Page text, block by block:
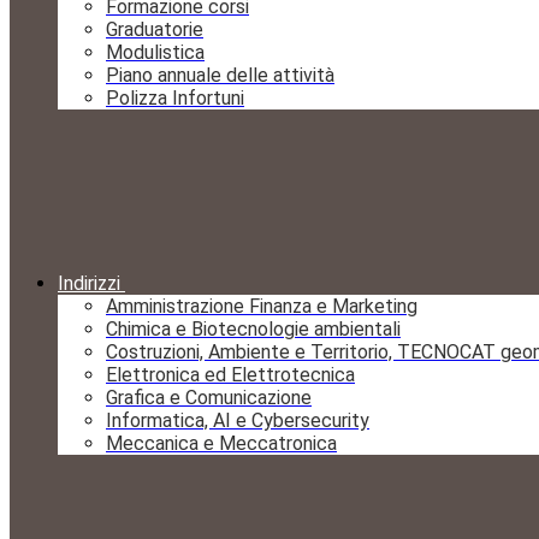
Formazione corsi
Graduatorie
Modulistica
Piano annuale delle attività
Polizza Infortuni
Indirizzi
Amministrazione Finanza e Marketing
Chimica e Biotecnologie ambientali
Costruzioni, Ambiente e Territorio, TECNOCAT
Elettronica ed Elettrotecnica
Grafica e Comunicazione
Informatica, AI e Cybersecurity
Meccanica e Meccatronica